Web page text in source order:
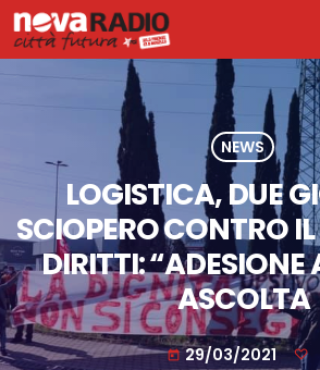
NEWS
LOGISTICA, DUE
SCIOPERO CONTRO
DIRITTI: “ADESIONE
ASCOLTA
today 29/03/2021